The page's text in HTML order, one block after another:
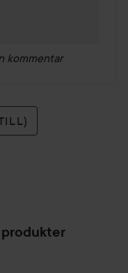
kommentar